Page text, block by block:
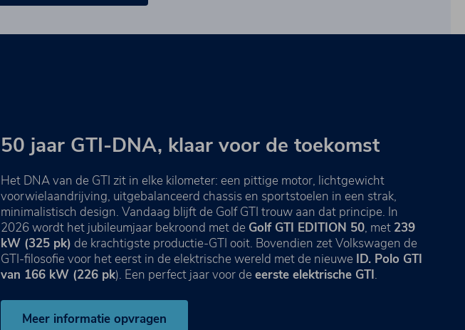
50 jaar GTI-DNA, klaar voor de toekomst
Het DNA van de GTI zit in elke kilometer: een pittige motor, lichtgewicht
voorwielaandrijving, uitgebalanceerd chassis en sportstoelen in een strak,
minimalistisch design. Vandaag blijft de Golf GTI trouw aan dat principe. In
2026 wordt het jubileumjaar bekroond met de Golf GTI EDITION 50, met 239
kW (325 pk) de krachtigste productie-GTI ooit. Bovendien zet Volkswagen de
GTI-filosofie voor het eerst in de elektrische wereld met de nieuwe ID. Polo GTI
van 166 kW (226 pk). Een perfect jaar voor de eerste elektrische GTI.
Meer informatie opvragen